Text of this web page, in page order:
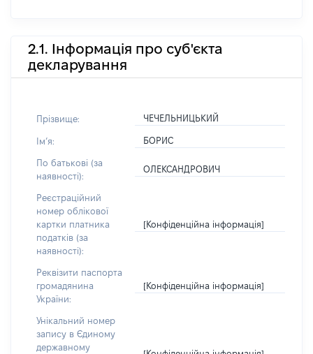
2.1. Інформація про суб'єкта
декларування
Прізвище: ЧЕЧЕЛЬНИЦЬКИЙ
Імʼя: БОРИС
По батькові (за
наявності):
ОЛЕКСАНДРОВИЧ
Реєстраційний
номер облікової
картки платника
податків (за
наявності):
[Конфіденційна інформація]
Реквізити паспорта
громадянина
України:
[Конфіденційна інформація]
Унікальний номер
запису в Єдиному
державному